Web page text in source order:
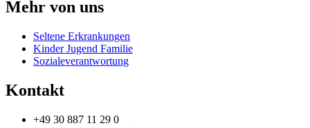
Mehr von uns
Seltene Erkrankungen
Kinder Jugend Familie
Sozialeverantwortung
Kontakt
+49 30 887 11 29 0